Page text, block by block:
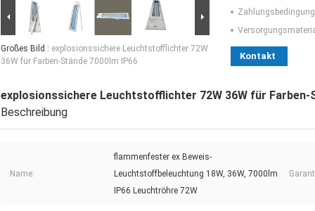
Großes Bild : explosionssichere Leuchtstofflichter 72W
36W für Farben-Stände 7000lm IP66
Kontakt
explosionssichere Leuchtstofflichter 72W 36W für Farben-
Beschreibung
Name:
flammenfester ex Beweis-
Leuchtstoffbeleuchtung 18W, 36W, 7000lm
IP66 Leuchtröhre 72W